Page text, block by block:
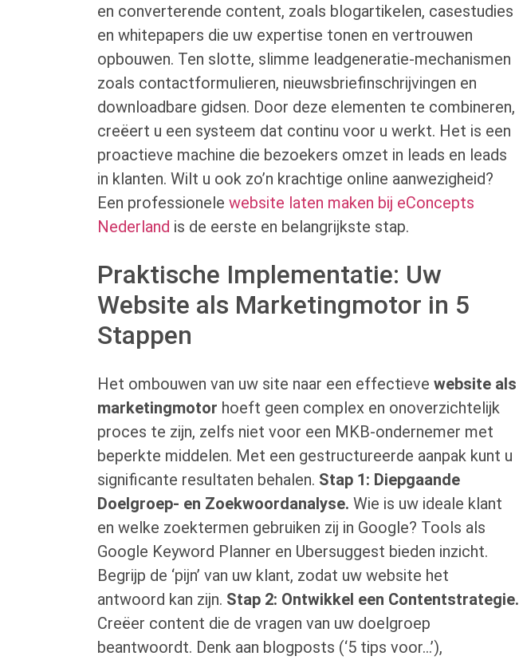
en converterende content, zoals blogartikelen, casestudies
en whitepapers die uw expertise tonen en vertrouwen
opbouwen. Ten slotte, slimme leadgeneratie-mechanismen
zoals contactformulieren, nieuwsbriefinschrijvingen en
downloadbare gidsen. Door deze elementen te combineren,
creëert u een systeem dat continu voor u werkt. Het is een
proactieve machine die bezoekers omzet in leads en leads
in klanten. Wilt u ook zo’n krachtige online aanwezigheid?
Een professionele website laten maken bij eConcepts
Nederland is de eerste en belangrijkste stap.
Praktische Implementatie: Uw
Website als Marketingmotor in 5
Stappen
Het ombouwen van uw site naar een effectieve website als
marketingmotor hoeft geen complex en onoverzichtelijk
proces te zijn, zelfs niet voor een MKB-ondernemer met
beperkte middelen. Met een gestructureerde aanpak kunt u
significante resultaten behalen. Stap 1: Diepgaande
Doelgroep- en Zoekwoordanalyse. Wie is uw ideale klant
en welke zoektermen gebruiken zij in Google? Tools als
Google Keyword Planner en Ubersuggest bieden inzicht.
Begrijp de ‘pijn’ van uw klant, zodat uw website het
antwoord kan zijn. Stap 2: Ontwikkel een Contentstrategie.
Creëer content die de vragen van uw doelgroep
beantwoordt. Denk aan blogposts (‘5 tips voor…’),